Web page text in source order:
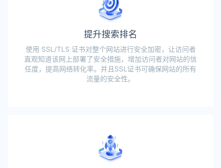
提升搜索排名
使用 SSL/TLS 证书对整个网站进行安全加密，让访问者
直观知道该网上部署了安全措施，增加访问者对网站的信
任度，提高网络转化率。并且SSL证书可确保网站的所有
流量的安全性。